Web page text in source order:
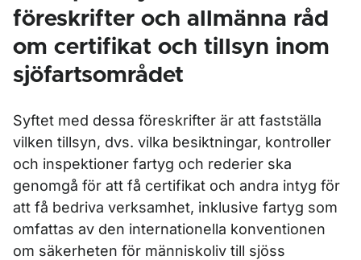
föreskrifter och allmänna råd
om certifikat och tillsyn inom
sjöfartsområdet
Syftet med dessa föreskrifter är att fastställa
vilken tillsyn, dvs. vilka besiktningar, kontroller
och inspektioner fartyg och rederier ska
genomgå för att få certifikat och andra intyg för
att få bedriva verksamhet, inklusive fartyg som
omfattas av den internationella konventionen
om säkerheten för människoliv till sjöss